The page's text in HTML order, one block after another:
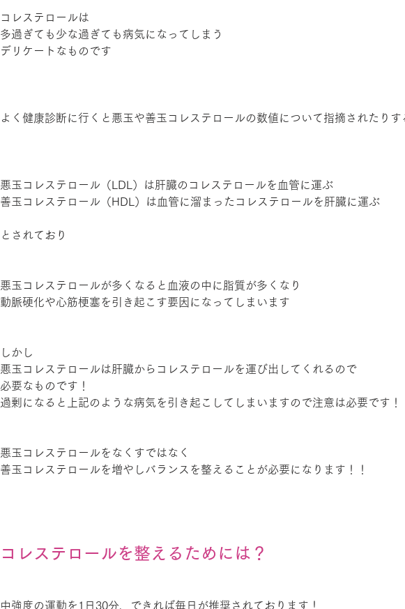
コレステロールは
多過ぎても少な過ぎても病気になってしまう
デリケートなものです
よく健康診断に行くと悪玉や善玉コレステロールの数値について指摘されたりす
悪玉コレステロール（LDL）は肝臓のコレステロールを血管に運ぶ
善玉コレステロール（HDL）は血管に溜まったコレステロールを肝臓に運ぶ
とされており
悪玉コレステロールが多くなると血液の中に脂質が多くなり
動脈硬化や心筋梗塞を引き起こす要因になってしまいます
しかし
悪玉コレステロールは肝臓からコレステロールを運び出してくれるので
必要なものです！
過剰になると上記のような病気を引き起こしてしまいますので注意は必要です！
悪玉コレステロールをなくすではなく
善玉コレステロールを増やしバランスを整えることが必要になります！！
コレステロールを整えるためには？
中強度の運動を1日30分、できれば毎日が推奨されております！